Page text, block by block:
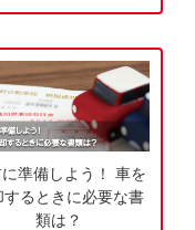
準備しよう！ 車を
するときに必要な書
類は？